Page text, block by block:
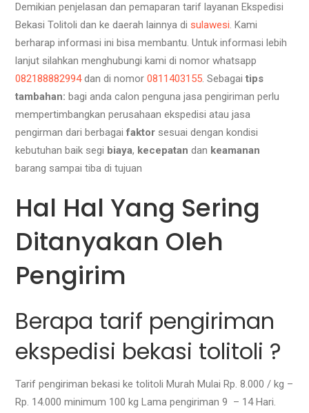
Demikian penjelasan dan pemaparan tarif layanan Ekspedisi
Bekasi Tolitoli dan ke daerah lainnya disulawesi. Kami
berharap informasi ini bisa membantu. Untuk informasi lebih
lanjut silahkan menghubungi kami di nomor whatsapp
082188882994dandi nomor 0811403155.Sebagaitips
tambahan:bagi anda calon penguna jasa pengiriman perlu
mempertimbangkan perusahaan ekspedisi atau jasa
pengirman dari berbagaifaktor sesuai dengan kondisi
kebutuhan baik segi biaya, kecepatan dan keamanan
barang sampai tiba di tujuan
Hal Hal Yang Sering
Ditanyakan Oleh
Pengirim
Berapa tarif pengiriman
ekspedisi bekasi tolitoli ?
Tarif pengiriman bekasi ke tolitoli Murah Mulai Rp. 8.000 / kg –
Rp. 14.000 minimum 100 kg Lama pengiriman 9 – 14 Hari.